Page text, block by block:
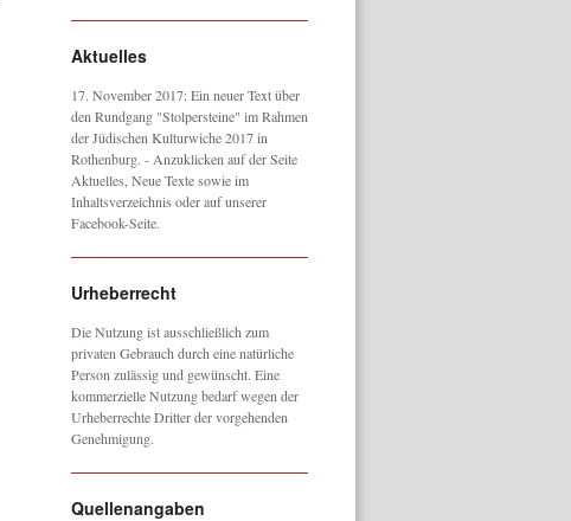
Aktuelles
17. November 2017: Ein neuer Text über
den Rundgang "Stolpersteine" im Rahmen
der Jüdischen Kulturwiche 2017 in
Rothenburg. - Anzuklicken auf der Seite
Aktuelles, Neue Texte sowie im
Inhaltsverzeichnis oder auf unserer
Facebook-Seite.
Urheberrecht
Die Nutzung ist ausschließlich zum
privaten Gebrauch durch eine natürliche
Person zulässig und gewünscht. Eine
kommerzielle Nutzung bedarf wegen der
Urheberrechte Dritter der vorgehenden
Genehmigung.
Quellenangaben